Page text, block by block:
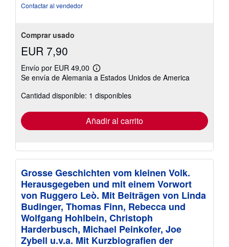
Contactar al vendedor
Comprar usado
EUR 7,90
Envío por EUR 49,00
Más
información
las
tarifas
envío
Se envía de Alemania a Estados Unidos de America
Cantidad disponible: 1 disponibles
Añadir al carrito
Grosse Geschichten vom kleinen Volk.
Herausgegeben und mit einem Vorwort
von Ruggero Leò. Mit Beiträgen von Linda
Budinger, Thomas Finn, Rebecca und
Wolfgang Hohlbein, Christoph
Harderbusch, Michael Peinkofer, Joe
Zybell u.v.a. Mit Kurzbiografien der